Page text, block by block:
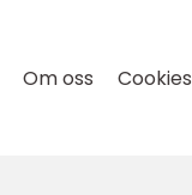
Om oss Cookies